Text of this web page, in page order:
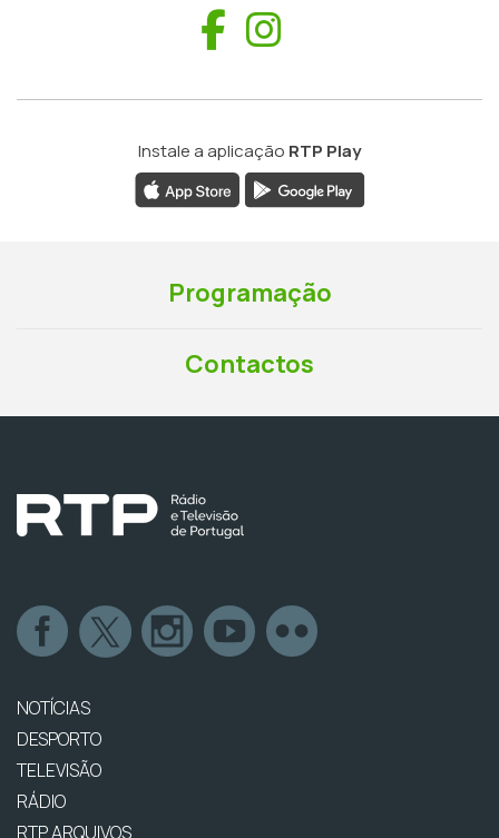
Facebook
Instale a aplicação RTP Play
Programação
Contactos
NOTÍCIAS
DESPORTO
TELEVISÃO
RÁDIO
RTP ARQUIVOS